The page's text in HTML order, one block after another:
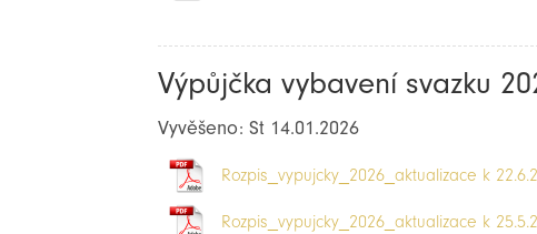
Výpůjčka vybavení svazku
Vyvěšeno: St 14.01.2026
Rozpis_vypujcky_2026_aktualizace k
Rozpis_vypujcky_2026_aktualizace k